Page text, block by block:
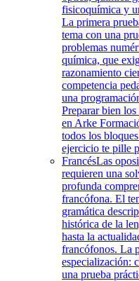
fisicoquímica y
La primera
tema con una
problemas
química, que
razonamiento
competencia
una
Preparar bien los
en Arke
todos los
ejercicio te pille
FrancésLas
requieren una
profunda
francófona. El
gramática
histórica de la
hasta la
francófonos. La
especialización:
una prueba